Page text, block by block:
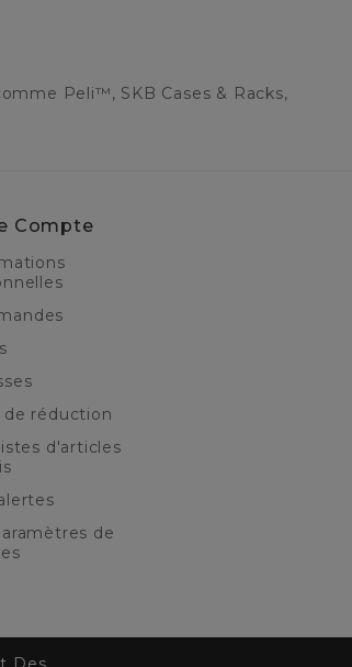
Peli™, SKB Cases & Racks,
Compte
de réduction
d'articles
de